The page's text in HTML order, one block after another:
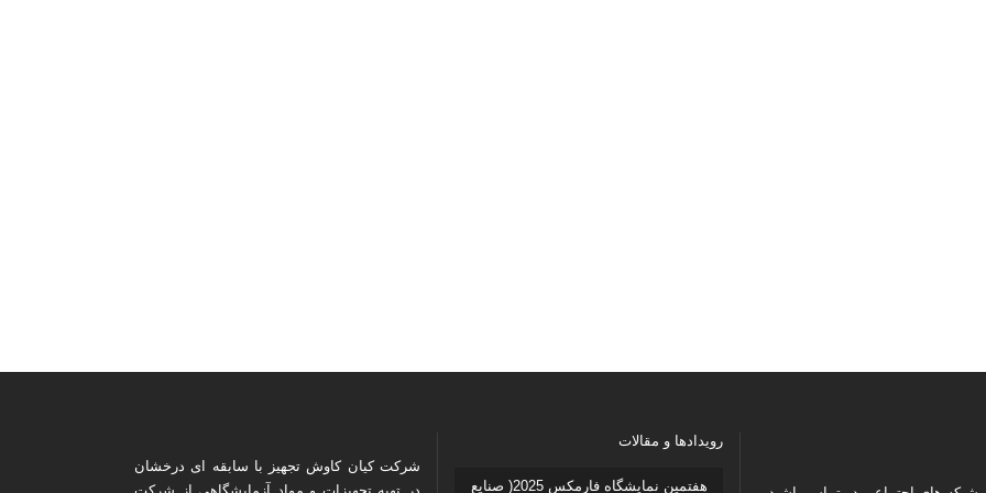
شرکت کیان کاوش تجهیز با سابقه ای درخشان
رویدادها و مقالات
هفتمین نمایشگاه فارمکس 2025( صنایع